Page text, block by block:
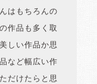
はもちろんの
作品も多く取
しい作品か思
など幅広い作
だけたらと思